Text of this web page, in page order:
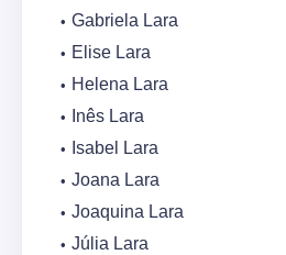
Gabriela Lara
Elise Lara
Helena Lara
Inês Lara
Isabel Lara
Joana Lara
Joaquina Lara
Júlia Lara